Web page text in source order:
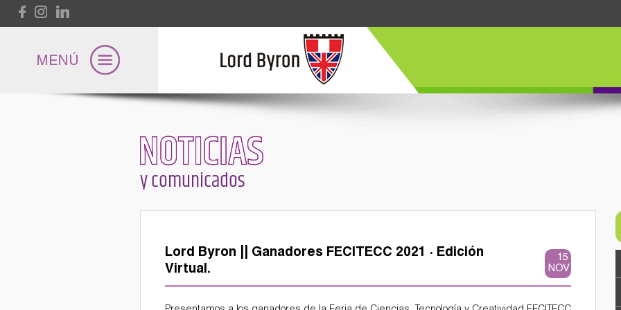
Pasar al contenido principal
NOTICIAS
y comunicados
Lord Byron || Ganadores FECITECC 2021 · Edición
Virtual.
15
NOV